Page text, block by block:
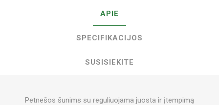
APIE
SPECIFIKACIJOS
SUSISIEKITE
Petnešos šunims su reguliuojama juosta ir įtempimą